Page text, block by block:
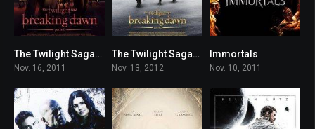
4.9The Twilight Saga: Breaking Dawn – Parte 1
Nov. 16, 2011
5.5The Twilight Saga: Breaking Dawn – Parte 2
Nov. 13, 2012
Immortals
Nov. 10, 2011